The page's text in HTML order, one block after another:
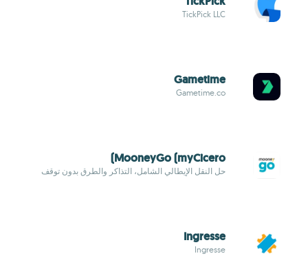
TickPick LLC
Gametime
Gametime.co
MooneyGo (myCicero)
حل النقل الإيطالي الشامل، التذاكر والطرق بدون توقف
Ingresse
Ingresse